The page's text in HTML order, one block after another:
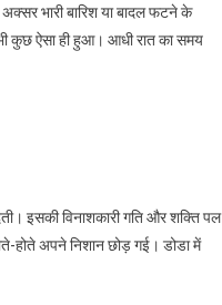
भारी बारिश या बादल फटने के
कुछ ऐसा ही हुआ। आधी रात का समय
इसकी विनाशकारी गति और शक्ति पल
होते अपने निशान छोड़ गई। डोडा में